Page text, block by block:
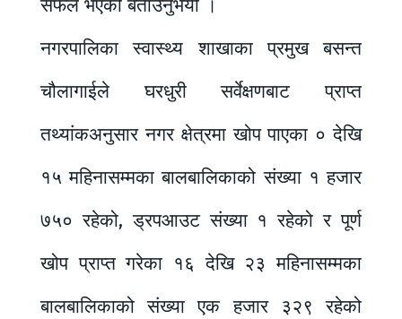
सफल भएको बताउनुभयो ।
नगरपालिका स्वास्थ्य शाखाका प्रमुख बसन्त
चौलागाईले घरधुरी सर्वेक्षणबाट प्राप्त
तथ्यांकअनुसार नगर क्षेत्रमा खोप पाएका ० देखि
१५ महिनासम्मका बालबालिकाको संख्या १ हजार
७५० रहेको, ड्रपआउट संख्या १ रहेको र पूर्ण
खोप प्राप्त गरेका १६ देखि २३ महिनासम्मका
बालबालिकाको संख्या एक हजार ३२९ रहेको